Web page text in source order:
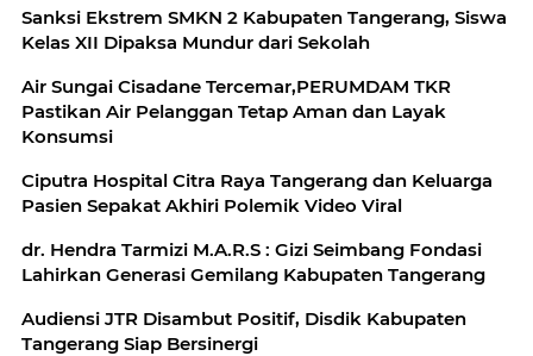
Sanksi Ekstrem SMKN 2 Kabupaten Tangerang, Siswa
Kelas XII Dipaksa Mundur dari Sekolah
Air Sungai Cisadane Tercemar,PERUMDAM TKR
Pastikan Air Pelanggan Tetap Aman dan Layak
Konsumsi
Ciputra Hospital Citra Raya Tangerang dan Keluarga
Pasien Sepakat Akhiri Polemik Video Viral
dr. Hendra Tarmizi M.A.R.S : Gizi Seimbang Fondasi
Lahirkan Generasi Gemilang Kabupaten Tangerang
Audiensi JTR Disambut Positif, Disdik Kabupaten
Tangerang Siap Bersinergi